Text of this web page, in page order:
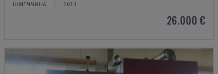
НІМЕЧЧИНА 2013
26.000 €